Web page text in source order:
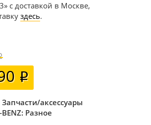
с доставкой в Москве,
здесь.
Запчасти/аксессуары
BENZ: Разное